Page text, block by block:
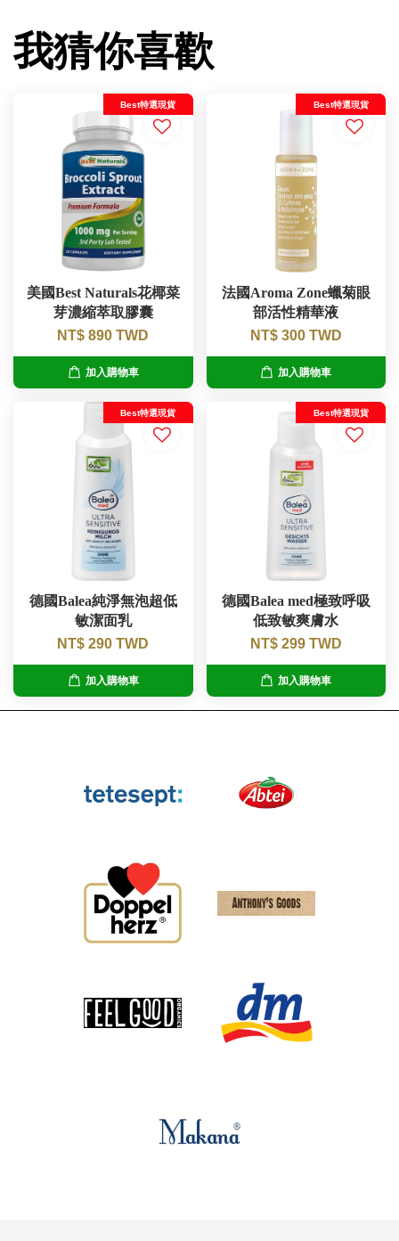
我猜你喜歡
Best特選現貨
美國Best Naturals花椰菜
芽濃縮萃取膠囊
NT$ 890 TWD
加入購物車
Best特選現貨
法國Aroma Zone蠟菊眼
部活性精華液
NT$ 300 TWD
加入購物車
Best特選現貨
德國Balea純淨無泡超低
敏潔面乳
NT$ 290 TWD
加入購物車
Best特選現貨
德國Balea med極致呼吸
低致敏爽膚水
NT$ 299 TWD
加入購物車